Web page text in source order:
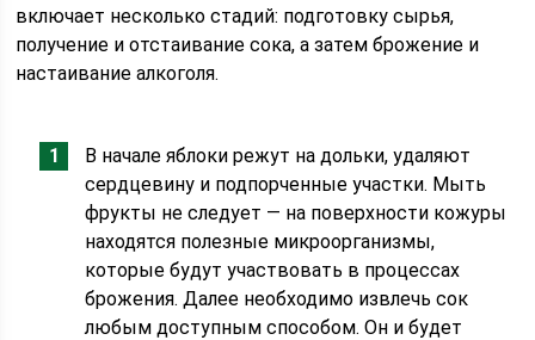
включает несколько стадий: подготовку сырья,
получение и отстаивание сока, а затем брожение и
настаивание алкоголя.
В начале яблоки режут на дольки, удаляют
сердцевину и подпорченные участки. Мыть
фрукты не следует — на поверхности кожуры
находятся полезные микроорганизмы,
которые будут участвовать в процессах
брожения. Далее необходимо извлечь сок
любым доступным способом. Он и будет